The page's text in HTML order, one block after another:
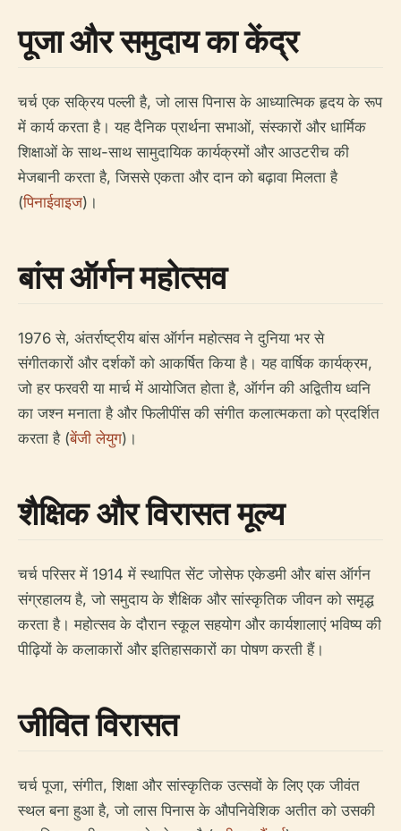
पूजा और समुदाय का केंद्र
चर्च एक सक्रिय पल्ली है, जो लास पिनास के आध्यात्मिक हृदय के रूप
में कार्य करता है। यह दैनिक प्रार्थना सभाओं, संस्कारों और धार्मिक
शिक्षाओं के साथ-साथ सामुदायिक कार्यक्रमों और आउटरीच की
मेजबानी करता है, जिससे एकता और दान को बढ़ावा मिलता है
(पिनाईवाइज)।
बांस ऑर्गन महोत्सव
1976 से, अंतर्राष्ट्रीय बांस ऑर्गन महोत्सव ने दुनिया भर से
संगीतकारों और दर्शकों को आकर्षित किया है। यह वार्षिक कार्यक्रम,
जो हर फरवरी या मार्च में आयोजित होता है, ऑर्गन की अद्वितीय ध्वनि
का जश्न मनाता है और फिलीपींस की संगीत कलात्मकता को प्रदर्शित
करता है (बेंजी लेयुग)।
शैक्षिक और विरासत मूल्य
चर्च परिसर में 1914 में स्थापित सेंट जोसेफ एकेडमी और बांस ऑर्गन
संग्रहालय है, जो समुदाय के शैक्षिक और सांस्कृतिक जीवन को समृद्ध
करता है। महोत्सव के दौरान स्कूल सहयोग और कार्यशालाएं भविष्य की
पीढ़ियों के कलाकारों और इतिहासकारों का पोषण करती हैं।
जीवित विरासत
चर्च पूजा, संगीत, शिक्षा और सांस्कृतिक उत्सवों के लिए एक जीवंत
स्थल बना हुआ है, जो लास पिनास के औपनिवेशिक अतीत को उसकी